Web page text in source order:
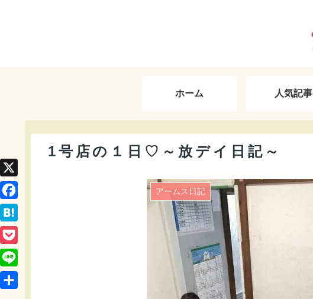
ホーム 人気記事
1号店の１日♡～放デイ日記～
アームス日記
X
F
a
c
e
b
H
a
t
e
P
o
c
L